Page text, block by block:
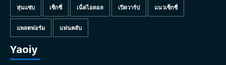
หุ่นแซ่บ เซ็กซี่ เน็ตไอดอล เปิดวาร์ป แนวเซ็กซี่
แพลตฟอร์ม แฟนคลับ
Yaoiy